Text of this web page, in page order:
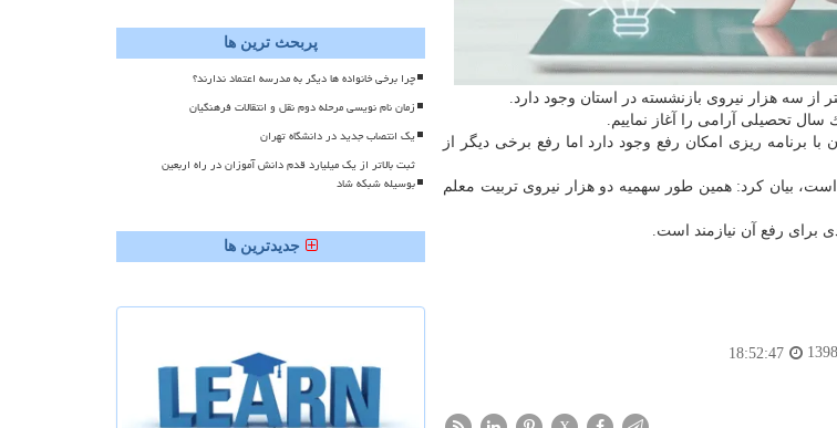
تحصیلی آرامی را آغاز نماییم.
ریزی امكان رفع وجود دارد اما رفع برخی دیگر از
بیان كرد: همین طور سهمیه دو هزار نیروی تربیت معلم
برای رفع آن نیازمند است.
18:52:47
پربحث ترین ها
چرا برخی خانواده ها دیگر به مدرسه اعتماد ندارند؟
زمان نام نویسی مرحله دوم نقل و انتقالات فرهنگیان
یک انتصاب جدید در دانشگاه تهران
ثبت بالاتر از یک میلیارد قدم دانش آموزان در راه اربعین
بوسیله شبکه شاد
جدیدترین ها